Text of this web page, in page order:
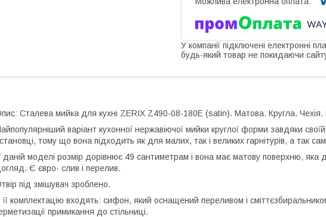
У компанії підключені електронні
будь-який товар не покидаючи
Сталева мийка для кухні ZERIX Z490-08-180E (satin). Матова. Кругла. Чехія.
варіант кухонної нержавіючої мийки круглої форми завдяки своїй
тому що вона підходить як для малих, так і великих гарнітурів, а так
даній моделі розмір дорівнює 49 сантиметрам і вона має матову поверхню, яка
Є євро- слив і перелив.
під змішувач зроблено.
її комплектацію входять: сифон, який оснащений переливом і
примикання до стільниці.